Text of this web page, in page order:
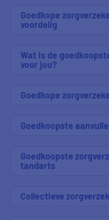
Goedkope
voordelig
Wat is de
voor jou?
Goedkope
Goedkoopste
Goedkoopste
tandarts
Collectieve